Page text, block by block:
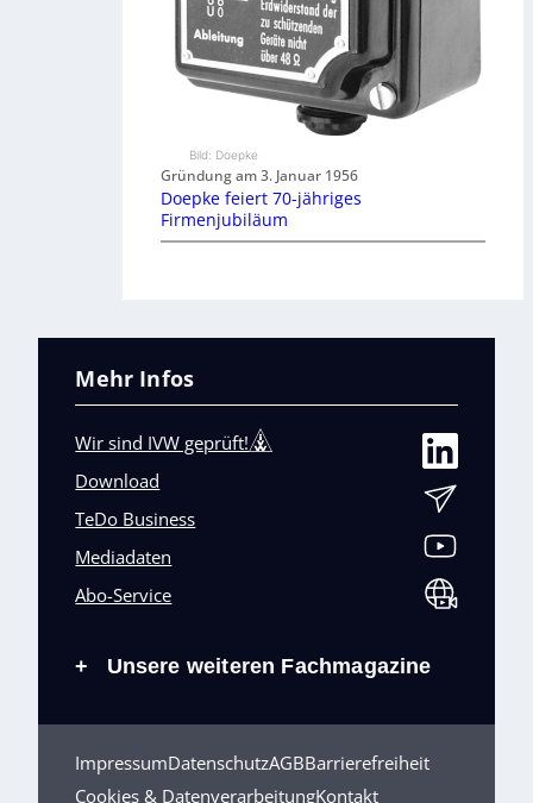
Bild: Doepke
Gründung am 3. Januar 1956
Doepke feiert 70-jähriges
Firmenjubiläum
Mehr Infos
Wir sind IVW geprüft!
Download
TeDo Business
Mediadaten
Abo-Service
+ Unsere weiteren Fachmagazine
ImpressumDatenschutzAGBBarrierefreiheit
Cookies & DatenverarbeitungKontakt